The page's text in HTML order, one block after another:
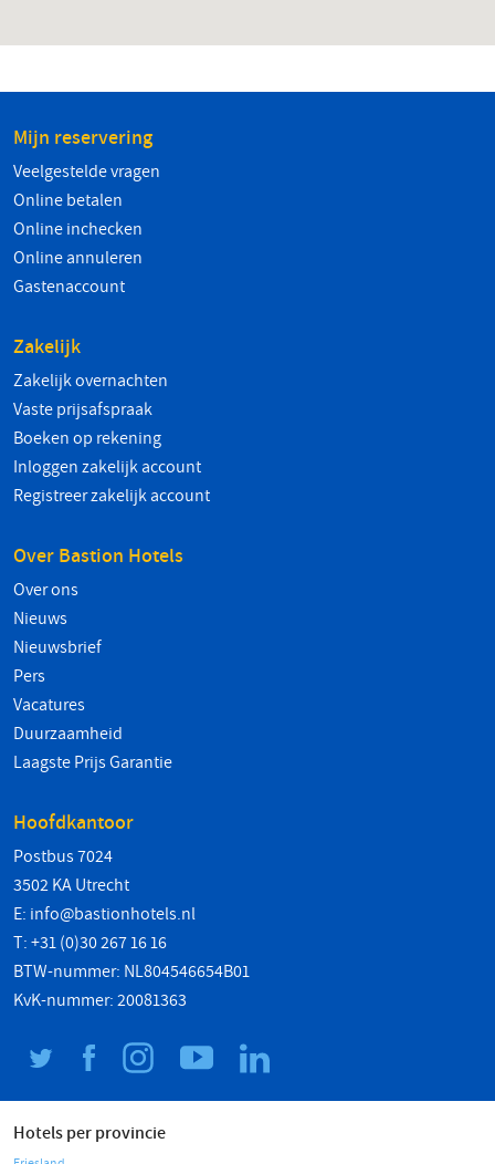
Mijn reservering
Veelgestelde vragen
Online betalen
Online inchecken
Online annuleren
Gastenaccount
Zakelijk
Zakelijk overnachten
Vaste prijsafspraak
Boeken op rekening
Inloggen zakelijk account
Registreer zakelijk account
Over Bastion Hotels
Over ons
Nieuws
Nieuwsbrief
Pers
Vacatures
Duurzaamheid
Laagste Prijs Garantie
Hoofdkantoor
Postbus 7024
3502 KA Utrecht
E: info@bastionhotels.nl
T: +31 (0)30 267 16 16
BTW-nummer: NL804546654B01
KvK-nummer: 20081363
Hotels per provincie